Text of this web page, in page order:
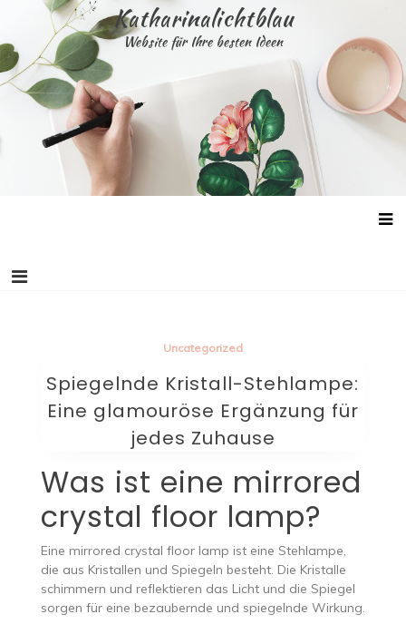
content
Katharinalichtblau
Website für Ihre besten Ideen
Uncategorized
Spiegelnde Kristall-Stehlampe:
Eine glamouröse Ergänzung für
jedes Zuhause
Was ist eine mirrored
crystal floor lamp?
Eine mirrored crystal floor lamp ist eine Stehlampe,
die aus Kristallen und Spiegeln besteht. Die Kristalle
schimmern und reflektieren das Licht und die Spiegel
sorgen für eine bezaubernde und spiegelnde Wirkung.